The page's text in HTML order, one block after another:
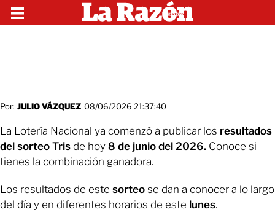
Por: JULIO VÁZQUEZ 08/06/2026 21:37:40
La Lotería Nacional ya comenzó a publicar los resultados
del sorteo Tris de hoy 8 de junio del 2026. Conoce si
tienes la combinación ganadora.
Los resultados de este sorteo se dan a conocer a lo largo
del día y en diferentes horarios de este lunes.